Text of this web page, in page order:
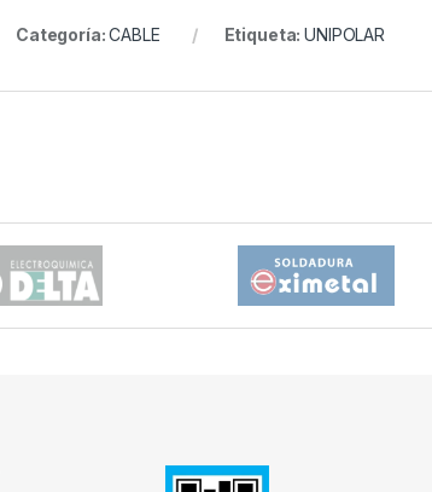
Categoría:CABLE Etiqueta:UNIPOLAR